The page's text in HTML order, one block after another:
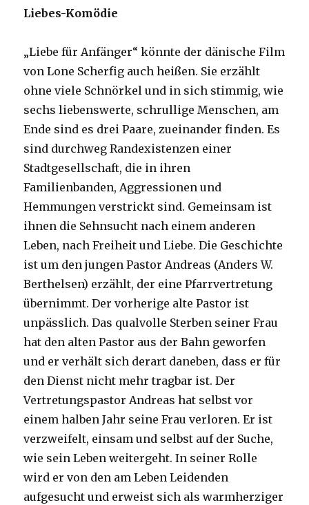
Liebes-Komödie
„Liebe für Anfänger“ könnte der dänische Film
von Lone Scherfig auch heißen. Sie erzählt
ohne viele Schnörkel und in sich stimmig, wie
sechs liebenswerte, schrullige Menschen, am
Ende sind es drei Paare, zueinander finden. Es
sind durchweg Randexistenzen einer
Stadtgesellschaft, die in ihren
Familienbanden, Aggressionen und
Hemmungen verstrickt sind. Gemeinsam ist
ihnen die Sehnsucht nach einem anderen
Leben, nach Freiheit und Liebe. Die Geschichte
ist um den jungen Pastor Andreas (Anders W.
Berthelsen) erzählt, der eine Pfarrvertretung
übernimmt. Der vorherige alte Pastor ist
unpässlich. Das qualvolle Sterben seiner Frau
hat den alten Pastor aus der Bahn geworfen
und er verhält sich derart daneben, dass er für
den Dienst nicht mehr tragbar ist. Der
Vertretungspastor Andreas hat selbst vor
einem halben Jahr seine Frau verloren. Er ist
verzweifelt, einsam und selbst auf der Suche,
wie sein Leben weitergeht. In seiner Rolle
wird er von den am Leben Leidenden
aufgesucht und erweist sich als warmherziger